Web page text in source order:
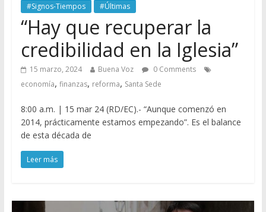
#Signos-Tiempos #Últimas
“Hay que recuperar la
credibilidad en la Iglesia”
15 marzo, 2024 Buena Voz
0 Comments
economía, finanzas, reforma, Santa Sede
8:00 a.m. | 15 mar 24 (RD/EC).- “Aunque comenzó en
2014, prácticamente estamos empezando”. Es el balance
de esta década de
Leer más